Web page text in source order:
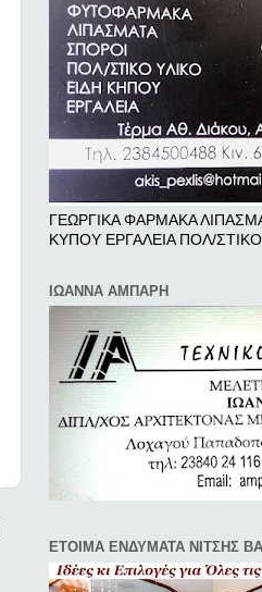
ΓΕΩΡΓΙΚΑ ΦΑΡΜΑΚΑ
ΚΥΠΟΥ ΕΡΓΑΛΕΙΑ ΠΟΛ/
ΙΩΑΝΝΑ ΑΜΠΑΡΗ
ΕΤΟΙΜΑ ΕΝΔΥΜΑΤΑ ΝΙΤΣΗΣ